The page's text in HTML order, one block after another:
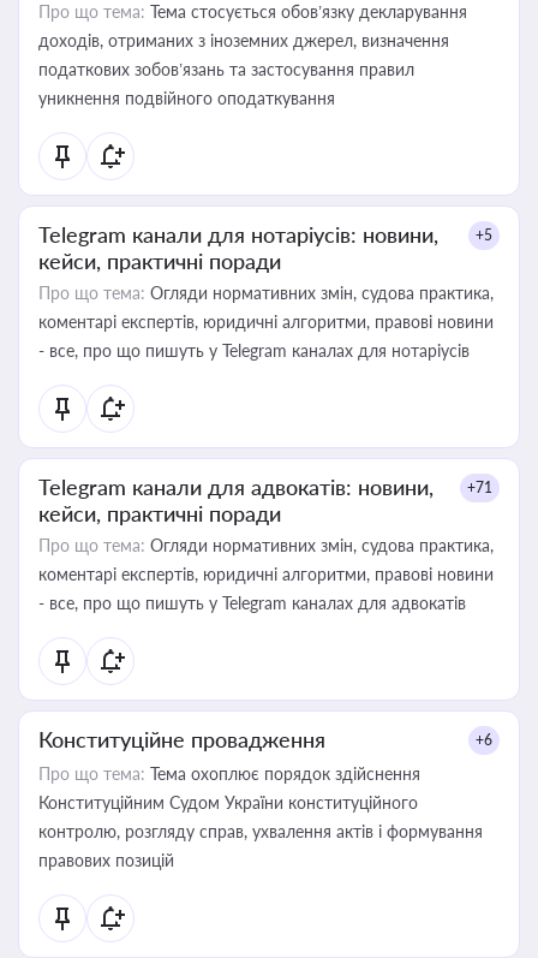
Про що тема: Тема стосується обов’язку декларування
доходів, отриманих з іноземних джерел, визначення
податкових зобов’язань та застосування правил
уникнення подвійного оподаткування
Telegram канали для нотаріусів: новини,
кейси, практичні поради
+5
Про що тема: Огляди нормативних змін, судова практика,
коментарі експертів, юридичні алгоритми, правові новини
- все, про що пишуть у Telegram каналах для нотаріусів
Telegram канали для адвокатів: новини,
кейси, практичні поради
+71
Про що тема: Огляди нормативних змін, судова практика,
коментарі експертів, юридичні алгоритми, правові новини
- все, про що пишуть у Telegram каналах для адвокатів
Конституційне провадження +6
Про що тема: Тема охоплює порядок здійснення
Конституційним Судом України конституційного
контролю, розгляду справ, ухвалення актів і формування
правових позицій